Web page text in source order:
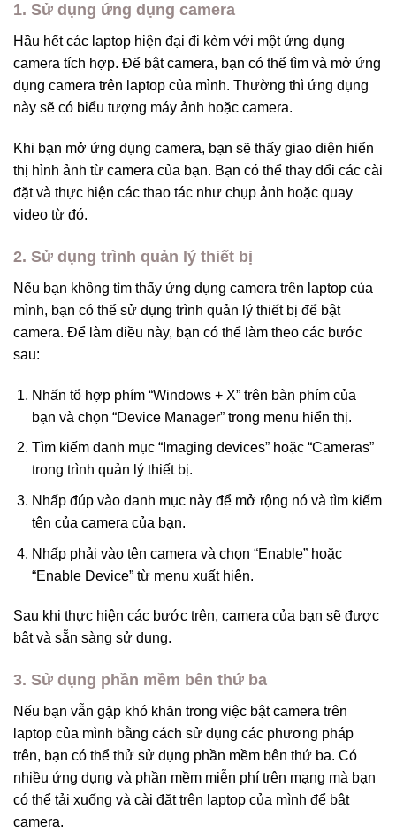
1. Sử dụng ứng dụng camera
Hầu hết các laptop hiện đại đi kèm với một ứng dụng
camera tích hợp. Để bật camera, bạn có thể tìm và mở ứng
dụng camera trên laptop của mình. Thường thì ứng dụng
này sẽ có biểu tượng máy ảnh hoặc camera.
Khi bạn mở ứng dụng camera, bạn sẽ thấy giao diện hiển
thị hình ảnh từ camera của bạn. Bạn có thể thay đổi các cài
đặt và thực hiện các thao tác như chụp ảnh hoặc quay
video từ đó.
2. Sử dụng trình quản lý thiết bị
Nếu bạn không tìm thấy ứng dụng camera trên laptop của
mình, bạn có thể sử dụng trình quản lý thiết bị để bật
camera. Để làm điều này, bạn có thể làm theo các bước
sau:
Nhấn tổ hợp phím “Windows + X” trên bàn phím của
bạn và chọn “Device Manager” trong menu hiển thị.
Tìm kiếm danh mục “Imaging devices” hoặc “Cameras”
trong trình quản lý thiết bị.
Nhấp đúp vào danh mục này để mở rộng nó và tìm kiếm
tên của camera của bạn.
Nhấp phải vào tên camera và chọn “Enable” hoặc
“Enable Device” từ menu xuất hiện.
Sau khi thực hiện các bước trên, camera của bạn sẽ được
bật và sẵn sàng sử dụng.
3. Sử dụng phần mềm bên thứ ba
Nếu bạn vẫn gặp khó khăn trong việc bật camera trên
laptop của mình bằng cách sử dụng các phương pháp
trên, bạn có thể thử sử dụng phần mềm bên thứ ba. Có
nhiều ứng dụng và phần mềm miễn phí trên mạng mà bạn
có thể tải xuống và cài đặt trên laptop của mình để bật
camera.